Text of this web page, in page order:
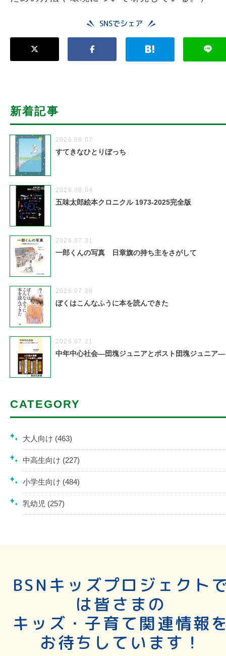
SNSでシェア
新着記事
2026.08.07
すてきなひとりぼっち
2026.08.04
五味太郎絵本クロニクル 1973-2025完全版
2026.07.31
一郎くんの写真 日章旗の持ち主をさがして
2026.07.28
ぼくはこんなふうに本を読んできた
2026.07.21
中年中心社会―団塊ジュニアとポスト団塊ジュニア―
CATEGORY
大人向け (463)
中高生向け (227)
小学生向け (484)
乳幼児 (257)
BSNキッズプロジェクト
は皆さまの
キッズ・子育て関連情報
お待ちしています！